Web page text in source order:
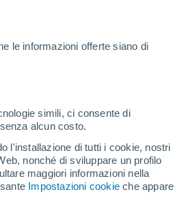
le informazioni offerte siano di
simili, ci consente di
alcun costo.
l'installazione di tutti i cookie, nostri
nonché di sviluppare un profilo
maggiori informazioni nella
Impostazioni cookie che appare